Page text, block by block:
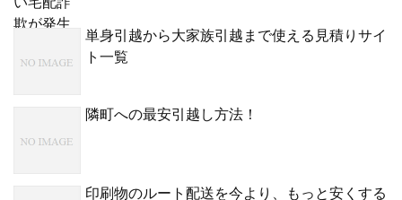
単身引越から大家族引越まで使える見積りサイ
ト一覧
隣町への最安引越し方法！
印刷物のルート配送を今より、もっと安くする